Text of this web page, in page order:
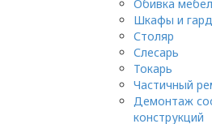
Обивка
Шкафы и
Столяр
Слесарь
Токарь
Частичный
Демонтаж
конструкций